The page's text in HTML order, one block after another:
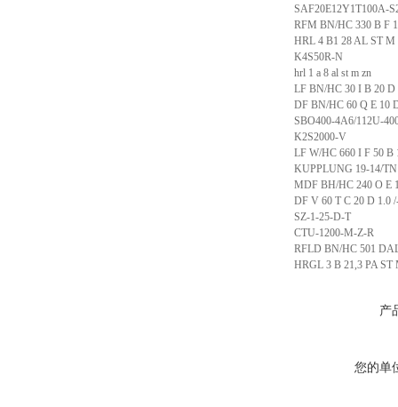
SAF20E12Y1T100A-
RFM BN/HC 330 B F
HRL 4 B1 28 AL ST M
K4S50R-N
hrl 1 a 8 al st m zn
LF BN/HC 30 I B 20 D
DF BN/HC 60 Q E 10
SBO400-4A6/112U-
K2S2000-V
LF W/HC 660 I F 50 B
KUPPLUNG 19-14/
MDF BH/HC 240 O E
DF V 60 T C 20 D 1.0
SZ-1-25-D-T
CTU-1200-M-Z-R
RFLD BN/HC 501
HRGL 3 B 21,3 PA ST
产
您的单